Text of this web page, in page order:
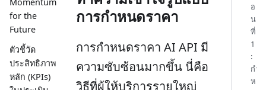
for the
Future
ตัวชี้วัด
ประสิทธิภาพ
หลัก (KPIs)
การกำหนดราคา
การกำหนดราคา AI API มี
ความซับซ้อนมากขึ้น นี่คือ
วิธีที่ผู้ให้บริการรายใหญ่
อ
น
ที่
1
:
กำ
ห